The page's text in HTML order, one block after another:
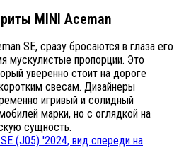
MINI Aceman
SE, сразу бросаются в глаза его
мускулистые пропорции. Это
уверенно стоит на дороге
свесам. Дизайнеры
игривый и солидный
марки, но с оглядкой на
сущность.